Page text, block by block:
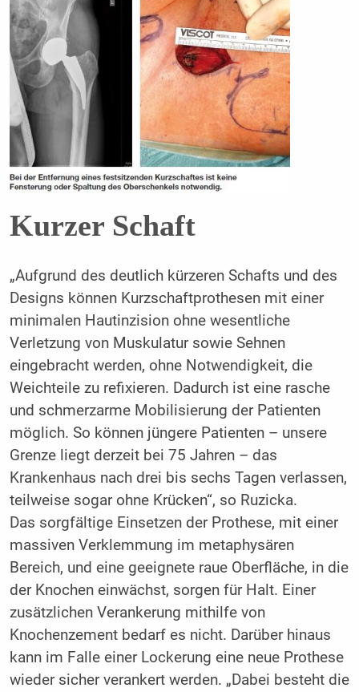
Kurzer Schaft
„Aufgrund des deutlich kürzeren Schafts und des
Designs können Kurzschaftprothesen mit einer
minimalen Hautinzision ohne wesentliche
Verletzung von Muskulatur sowie Sehnen
eingebracht werden, ohne Notwendigkeit, die
Weichteile zu refixieren. Dadurch ist eine rasche
und schmerzarme Mobilisierung der Patienten
möglich. So können jüngere Patienten – unsere
Grenze liegt derzeit bei 75 Jahren – das
Krankenhaus nach drei bis sechs Tagen verlassen,
teilweise sogar ohne Krücken“, so Ruzicka.
Das sorgfältige Einsetzen der Prothese, mit einer
massiven Verklemmung im metaphysären
Bereich, und eine geeignete raue Oberfläche, in die
der Knochen einwächst, sorgen für Halt. Einer
zusätzlichen Verankerung mithilfe von
Knochenzement bedarf es nicht. Darüber hinaus
kann im Falle einer Lockerung eine neue Prothese
wieder sicher verankert werden. „Dabei besteht die